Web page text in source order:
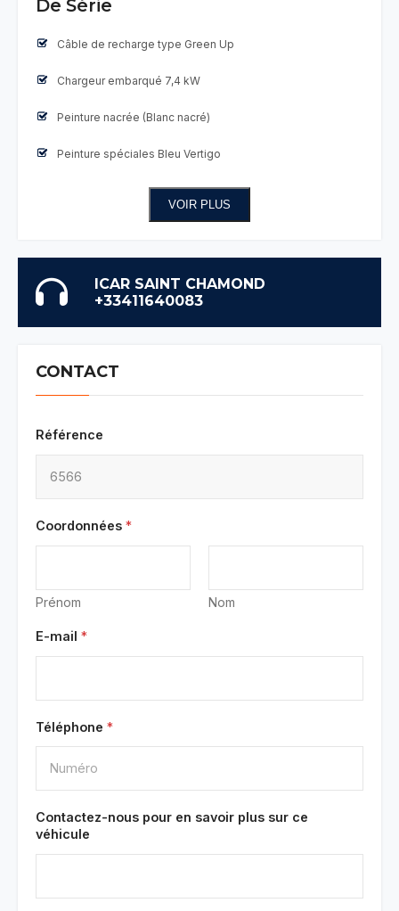
De Série
Câble de recharge type Green Up
Chargeur embarqué 7,4 kW
Peinture nacrée (Blanc nacré)
Peinture spéciales Bleu Vertigo
VOIR PLUS
ICAR SAINT CHAMOND
+33411640083
CONTACT
Référence
Coordonnées *
Prénom Nom
E-mail *
Téléphone *
Contactez-nous pour en savoir plus sur ce
véhicule